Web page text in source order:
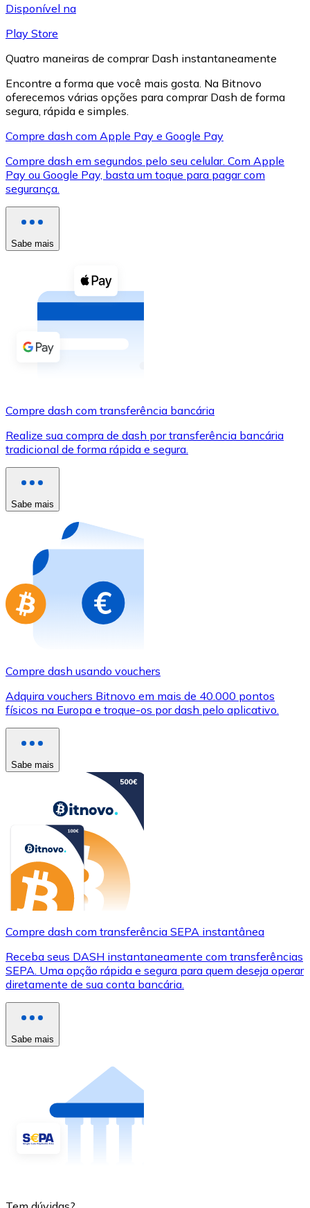
XRP
XRP
Ver tudo
Cupons cripto
Compre criptomoedas com dinheiro e outros
Comprar com dinheiro
Transferência SEPA
Use cartões Visa e Mastercard para comprar
Comprar com cartão
Compre cartões-presente das suas marcas favoritas
Ir para a loja de cartões-presente
Disponível na
Play Store
Quatro maneiras de comprar Dash instantaneamente
Encontre a forma que você mais gosta. Na Bitnovo
oferecemos várias opções para comprar Dash de forma
segura, rápida e simples.
Compre dash com Apple Pay e Google Pay
Compre dash em segundos pelo seu celular. Com Apple
Pay ou Google Pay, basta um toque para pagar com
segurança.
Sabe mais
Compre dash com transferência bancária
Realize sua compra de dash por transferência bancária
tradicional de forma rápida e segura.
Sabe mais
Compre dash usando vouchers
Adquira vouchers Bitnovo em mais de 40.000 pontos
físicos na Europa e troque-os por dash pelo aplicativo.
Sabe mais
Compre dash com transferência SEPA instantânea
Receba seus DASH instantaneamente com transferências
SEPA. Uma opção rápida e segura para quem deseja operar
diretamente de sua conta bancária.
Sabe mais